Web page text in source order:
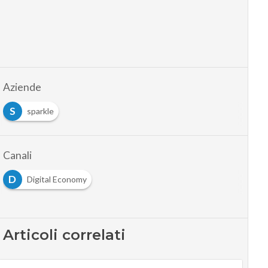
Aziende
S
sparkle
Canali
D
Digital Economy
Articoli correlati